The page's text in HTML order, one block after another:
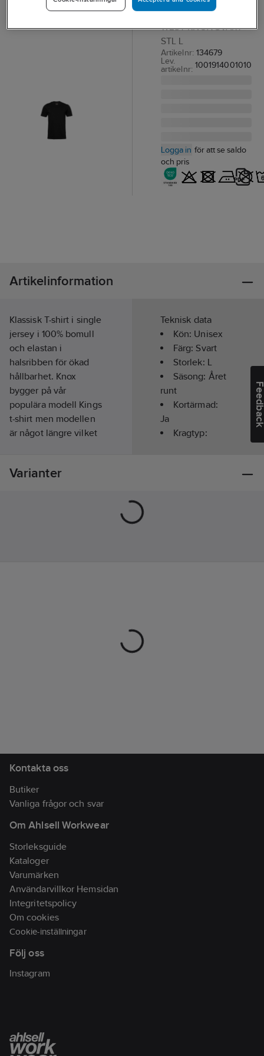
T-SHIRT SOUTH
WEST KNOX SVART
STL L
Artikelnr: 134679
Lev.
artikelnr: 1001914001010
Logga in för att se saldo
och pris
Artikelinformation
Klassisk T-shirt i single
jersey i 100% bomull
och elastan i
halsribben för ökad
hållbarhet. Knox
bygger på vår
populära modell Kings
t-shirt men modellen
är något längre vilket
En tidlös modell som
Teknisk data
Kön: Unisex
Färg:Svart
Storlek: L
Säsong: Året
runt
Kortärmad:
Ja
Kragtyp:
Varianter
Kontakta oss
Butiker
Vanliga frågor och svar
Om Ahlsell Workwear
Storleksguide
Kataloger
Varumärken
Användarvillkor Hemsidan
Integritetspolicy
Om cookies
Cookie-inställningar
Följ oss
Instagram